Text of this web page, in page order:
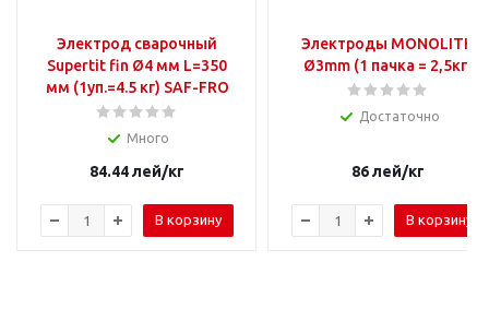
Электрод сварочный
Supertit fin Ø4 мм L=350
мм (1уп.=4.5 кг) SAF-FRO
Много
84.44лей/кг
В корзину
Электроды MONOLITH
Ø3mm (1 пачка = 2,5кг)
Достаточно
86лей/кг
В корзину